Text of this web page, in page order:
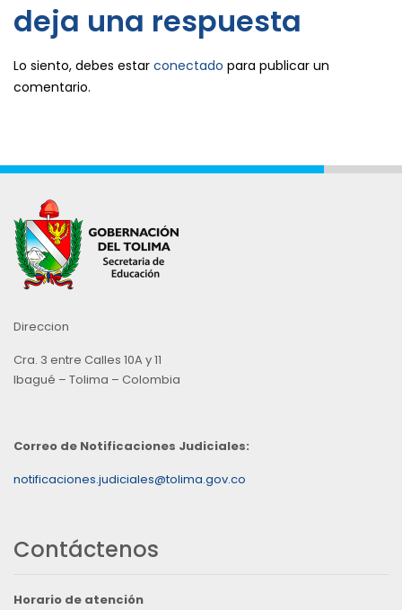
deja una respuesta
Lo siento, debes estar conectado para publicar un
comentario.
Direccion
Cra. 3 entre Calles 10A y 11
Ibagué – Tolima – Colombia
Correo de Notificaciones Judiciales:
notificaciones.judiciales@tolima.gov.co
Contáctenos
Horario de atención